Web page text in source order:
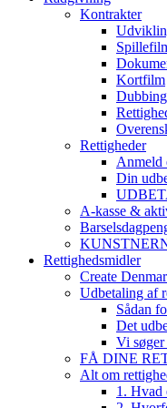
Kontrakter
Kortfilm
Rettigheder
Anmeld
Din
A-kasse &
Rettighedsmidler
Create
Udbetaling af
Sådan
Det
Vi søger
FÅ DINE
Alt om
1. Hvad